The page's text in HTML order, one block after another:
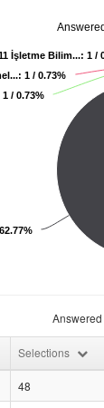
/ 0.73%
1 / 0.73%
İşletme Bilim...: 1 /
Answered
Selections
48